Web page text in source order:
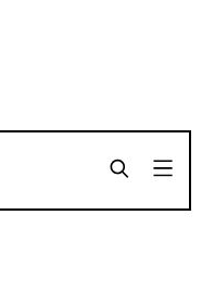
SHARE
SHARE